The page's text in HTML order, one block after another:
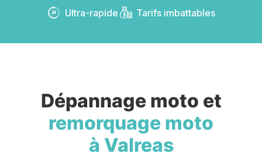
Ultra-rapide Tarifs imbattables
Dépannage moto et
remorquage moto
à Valreas